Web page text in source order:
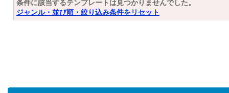
条件に該当するテンプレートは見つかりませんでした。
ジャンル・並び順・絞り込み条件をリセット